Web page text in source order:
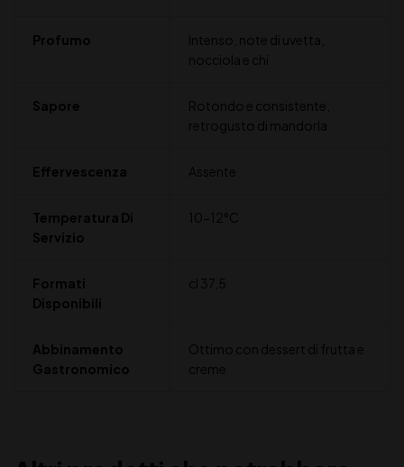
Profumo
Intenso, note di uvetta,
nocciola e chi
Sapore
Rotondo e consistente,
retrogusto di mandorla
Effervescenza Assente
Temperatura Di
Servizio
10-12°C
Formati
Disponibili
cl 37,5
Abbinamento
Gastronomico
Ottimo con dessert di frutta e
creme